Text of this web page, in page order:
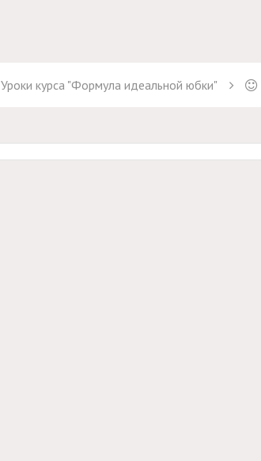
Уроки курса "Формула идеальной юбки"